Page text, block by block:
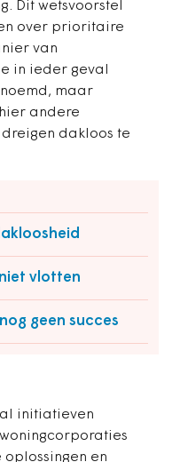
Dit wetsvoorstel
over prioritaire
van
in ieder geval
maar
andere
dakloos te
vlotten
geen succes
initiatieven
en